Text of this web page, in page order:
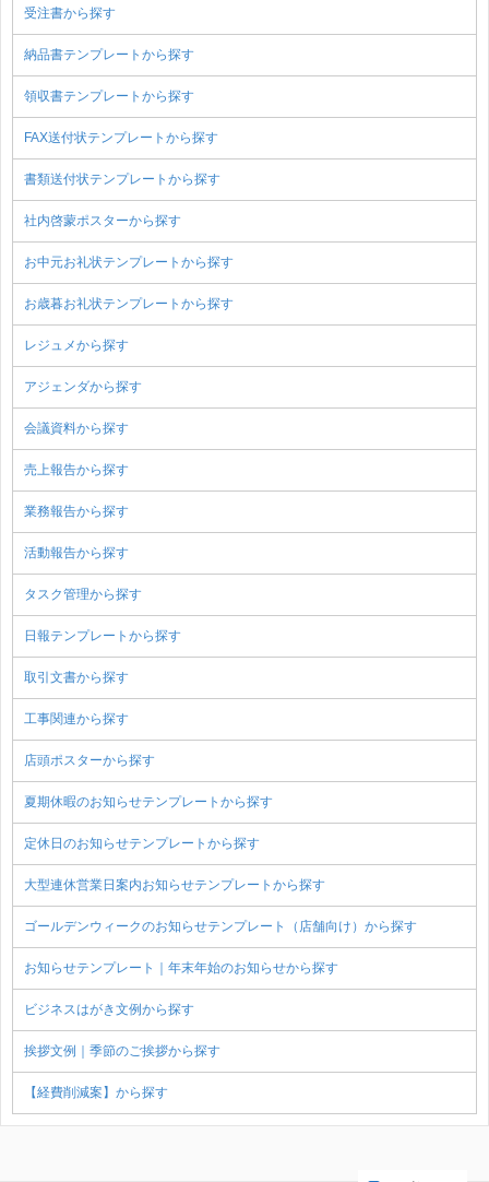
受注書から探す
納品書テンプレートから探す
領収書テンプレートから探す
FAX送付状テンプレートから探す
書類送付状テンプレートから探す
社内啓蒙ポスターから探す
お中元お礼状テンプレートから探す
お歳暮お礼状テンプレートから探す
レジュメから探す
アジェンダから探す
会議資料から探す
売上報告から探す
業務報告から探す
活動報告から探す
タスク管理から探す
日報テンプレートから探す
取引文書から探す
工事関連から探す
店頭ポスターから探す
夏期休暇のお知らせテンプレートから探す
定休日のお知らせテンプレートから探す
大型連休営業日案内お知らせテンプレートから探す
ゴールデンウィークのお知らせテンプレート（店舗向け）から探す
お知らせテンプレート｜年末年始のお知らせから探す
ビジネスはがき文例から探す
挨拶文例｜季節のご挨拶から探す
【経費削減案】から探す